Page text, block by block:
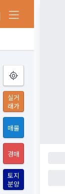
실거
래가
매물
경매
토지
분양